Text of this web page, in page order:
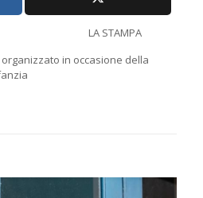
in occasione della